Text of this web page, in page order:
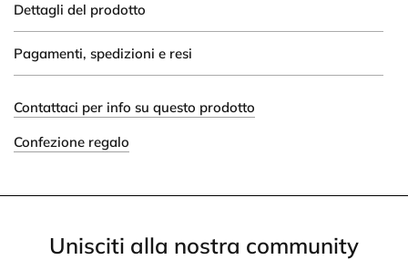
Dettagli del prodotto
Pagamenti, spedizioni e resi
Contattaci per info su questo prodotto
Confezione regalo
Unisciti alla nostra community